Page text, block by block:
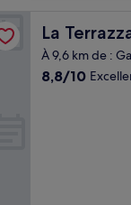
La
La Terrazza
À 9,6 km de :
8.8
8,8/10